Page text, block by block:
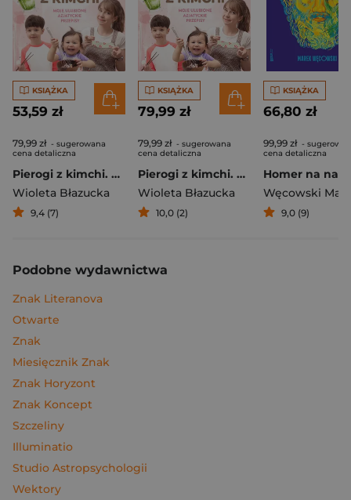
KSIĄŻKA
53,59 zł
79,99 zł - sugerowana
cena detaliczna
Pierogi z kimchi. Moje ulubione azjatyckie przepisy
Wioleta Błazucka
9,4 (7)
KSIĄŻKA
79,99 zł
79,99 zł - sugerowana
cena detaliczna
Pierogi z kimchi. Moje ulubione azjatyckie przepisy - książka z autografem
Wioleta Błazucka
10,0 (2)
KSIĄŻKA
66,80 zł
99,99 zł -
cena detaliczna
Węcowski
9,0 (9)
Podobne wydawnictwa
Znak Literanova
Otwarte
Znak
Miesięcznik Znak
Znak Horyzont
Znak Koncept
Szczeliny
Illuminatio
Studio Astropsychologii
Wektory